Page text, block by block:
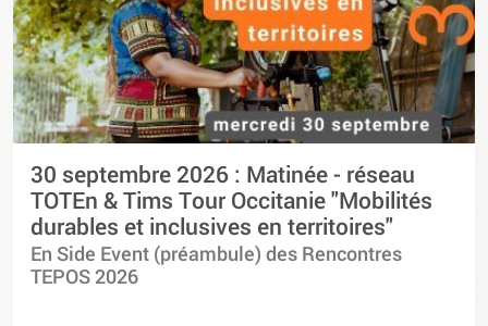
30 septembre 2026 : Matinée - réseau
TOTEn & Tims Tour Occitanie "Mobilités
durables et inclusives en territoires"
En Side Event (préambule) des Rencontres
TEPOS 2026